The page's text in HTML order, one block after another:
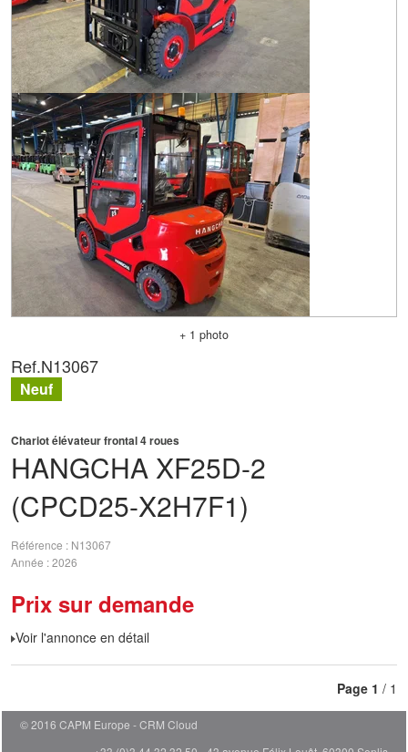
+ 1 photo
HANGCHA XF25D-2
(CPCD25-X2H7F1)
Chariot élévateur frontal 4 roues
Référence
N13067
Année 2026
Prix sur demande
Voir l'annonce en détail
Ref.N13067
Neuf
Page 1 / 1
© 2016 CAPM Europe
CRM Cloud